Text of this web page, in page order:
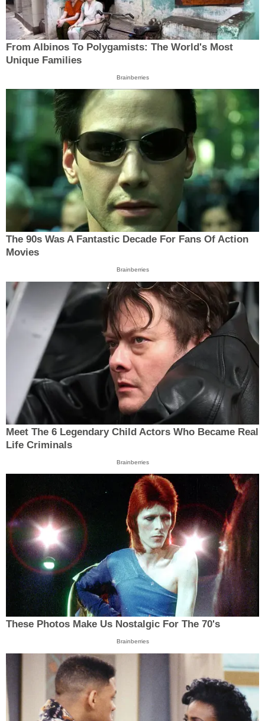
From Albinos To Polygamists: The World's Most
Unique Families
Brainberries
The 90s Was A Fantastic Decade For Fans Of Action
Movies
Brainberries
Meet The 6 Legendary Child Actors Who Became Real
Life Criminals
Brainberries
These Photos Make Us Nostalgic For The 70's
Brainberries